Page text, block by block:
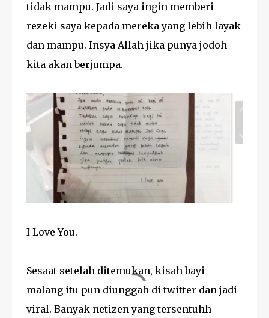
tidak mampu. Jadi saya ingin memberi
rezeki saya kepada mereka yang lebih layak
dan mampu. Insya Allah jika punya jodoh
kita akan berjumpa.
I Love You.
Sesaat setelah ditemukan, kisah bayi
malang itu pun diunggah di twitter dan jadi
viral. Banyak netizen yang tersentuhh